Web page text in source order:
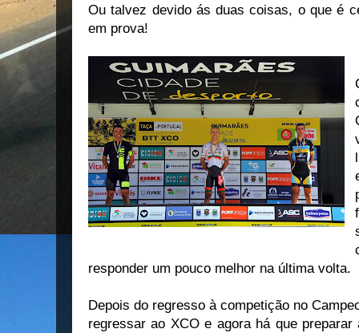
Ou talvez devido ás duas coisas, o que é
em prova!
responder um pouco melhor na última volta.
Depois do regresso à competição no
regressar ao XCO e agora há que